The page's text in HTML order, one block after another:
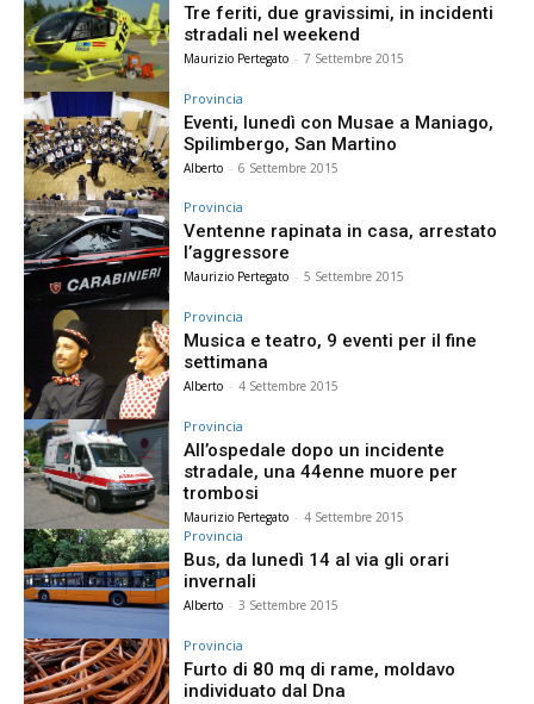
Tre feriti, due gravissimi, in incidenti
stradali nel weekend
Maurizio Pertegato - 7 Settembre 2015
Provincia
Eventi, lunedì con Musae a Maniago,
Spilimbergo, San Martino
Alberto - 6 Settembre 2015
Provincia
Ventenne rapinata in casa, arrestato
l’aggressore
Maurizio Pertegato - 5 Settembre 2015
Provincia
Musica e teatro, 9 eventi per il fine
settimana
Alberto - 4 Settembre 2015
Provincia
All’ospedale dopo un incidente
stradale, una 44enne muore per
trombosi
Maurizio Pertegato - 4 Settembre 2015
Provincia
Bus, da lunedì 14 al via gli orari
invernali
Alberto - 3 Settembre 2015
Provincia
Furto di 80 mq di rame, moldavo
individuato dal Dna